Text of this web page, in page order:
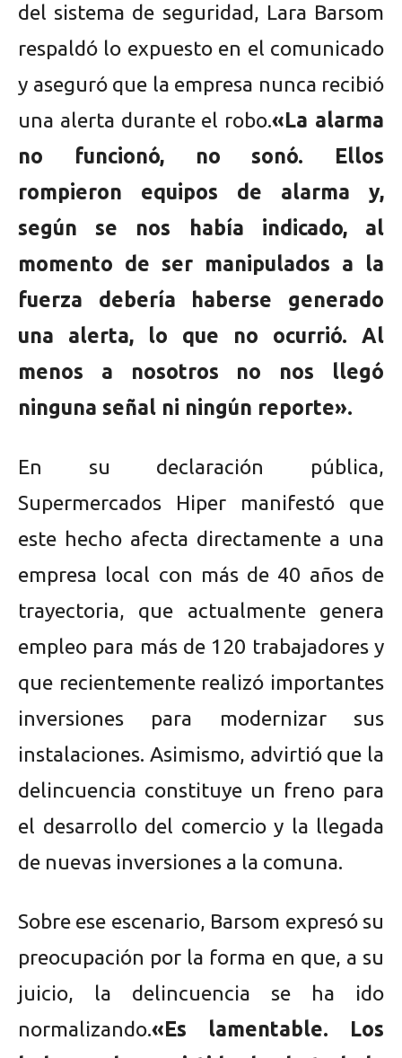
del sistema de seguridad, Lara Barsom
respaldó lo expuesto en el comunicado
y aseguró que la empresa nunca recibió
una alerta durante el robo.«La alarma
no funcionó, no sonó. Ellos
rompieron equipos de alarma y,
según se nos había indicado, al
momento de ser manipulados a la
fuerza debería haberse generado
una alerta, lo que no ocurrió. Al
menos a nosotros no nos llegó
ninguna señal ni ningún reporte».
En su declaración pública,
Supermercados Hiper manifestó que
este hecho afecta directamente a una
empresa local con más de 40 años de
trayectoria, que actualmente genera
empleo para más de 120 trabajadores y
que recientemente realizó importantes
inversiones para modernizar sus
instalaciones. Asimismo, advirtió que la
delincuencia constituye un freno para
el desarrollo del comercio y la llegada
de nuevas inversiones a la comuna.
Sobre ese escenario, Barsom expresó su
preocupación por la forma en que, a su
juicio, la delincuencia se ha ido
normalizando.«Es lamentable. Los